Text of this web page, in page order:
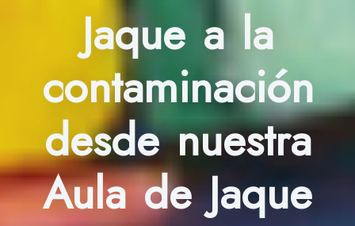
Jaque a la
contaminación
desde nuestra
Aula de Jaque